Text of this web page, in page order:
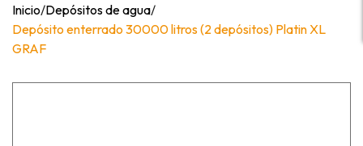
Inicio/Depósitos de agua/
Depósito enterrado 30000 litros (2 depósitos) Platin XL
GRAF